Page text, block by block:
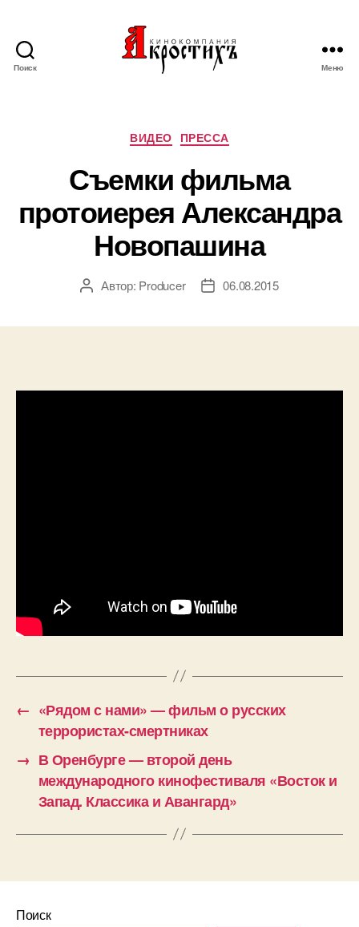
Поиск Меню
Рубрики
ВИДЕО ПРЕССА
Съемки фильма
протоиерея Александра
Новопашина
АвторАвтор: Producer
Дата06.08.2015
← «Рядом с нами» — фильм о русских
террористах-смертниках
→ В Оренбурге — второй день
международного кинофестиваля «Восток и
Запад. Классика и Авангард»
Поиск